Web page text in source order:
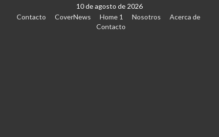
10 de agosto de 2026
Contacto
CoverNews Home 1 Nosotros
Acerca de
Contacto